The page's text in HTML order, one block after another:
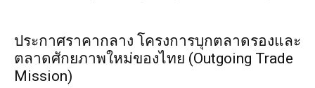
ประกาศราคากลาง โครงการบุกตลาดรองและ
ตลาดศักยภาพใหม่ของไทย (Outgoing Trade
Mission)